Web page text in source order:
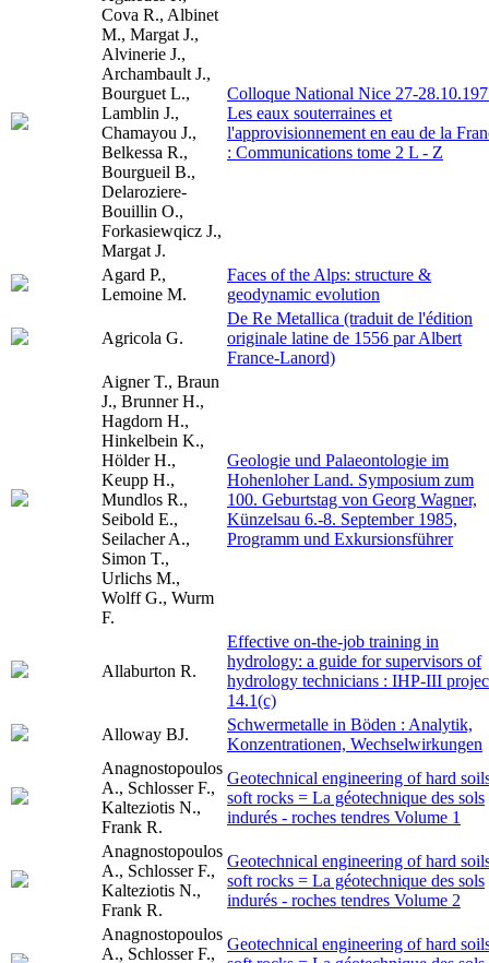
Cova R., Albinet
M., Margat J.,
Alvinerie J.,
Archambault J.,
Bourguet L.,
Lamblin J.,
Chamayou J.,
Belkessa R.,
Bourgueil B.,
Delaroziere-
Bouillin O.,
Forkasiewqicz J.,
Margat J.
Colloque National Nice 27-
Les eaux souterraines et
l'approvisionnement en eau de la
: Communications tome 2 L - Z
Agard P.,
Lemoine M.
Faces of the Alps: structure &
geodynamic evolution
Agricola G.
De Re Metallica (traduit de l'édition
originale latine de 1556 par Albert
France-Lanord)
Aigner T., Braun
J., Brunner H.,
Hagdorn H.,
Hinkelbein K.,
Hölder H.,
Keupp H.,
Mundlos R.,
Seibold E.,
Seilacher A.,
Simon T.,
Urlichs M.,
Wolff G., Wurm
F.
Geologie und Palaeontologie im
Hohenloher Land. Symposium zum
100. Geburtstag von Georg Wagner,
Künzelsau 6.-8. September 1985,
Programm und Exkursionsführer
Allaburton R.
Effective on-the-job training in
hydrology: a guide for supervisors of
hydrology technicians : IHP-III
14.1(c)
Alloway BJ.
Schwermetalle in Böden : Analytik,
Konzentrationen, Wechselwirkungen
Anagnostopoulos
A., Schlosser F.,
Kalteziotis N.,
Frank R.
Geotechnical engineering of hard
soft rocks = La géotechnique des sols
indurés - roches tendres Volume 1
Anagnostopoulos
A., Schlosser F.,
Kalteziotis N.,
Frank R.
Geotechnical engineering of hard
soft rocks = La géotechnique des sols
indurés - roches tendres Volume 2
Anagnostopoulos
A., Schlosser F.,
Geotechnical engineering of hard